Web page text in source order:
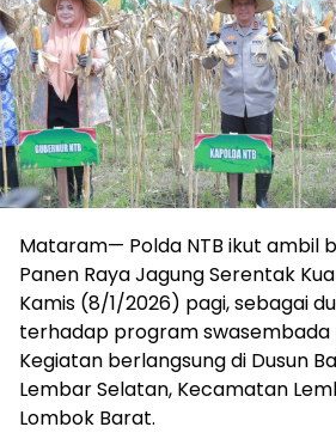
Mataram— Polda NTB ikut ambil
Panen Raya Jagung Serentak
Kamis (8/1/2026) pagi, sebagai
terhadap program swasembada
Kegiatan berlangsung di Dusun
Lembar Selatan, Kecamatan
Lombok Barat.